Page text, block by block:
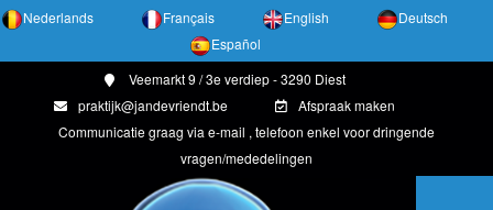
Nederlands Français English
Deutsch
Español
Veemarkt 9 / 3e verdiep - 3290 Diest
praktijk@jandevriendt.be
Afspraak maken
Communicatie graag via e-mail , telefoon enkel voor dringende
vragen/mededelingen
"" alt="atlasbehandeling">